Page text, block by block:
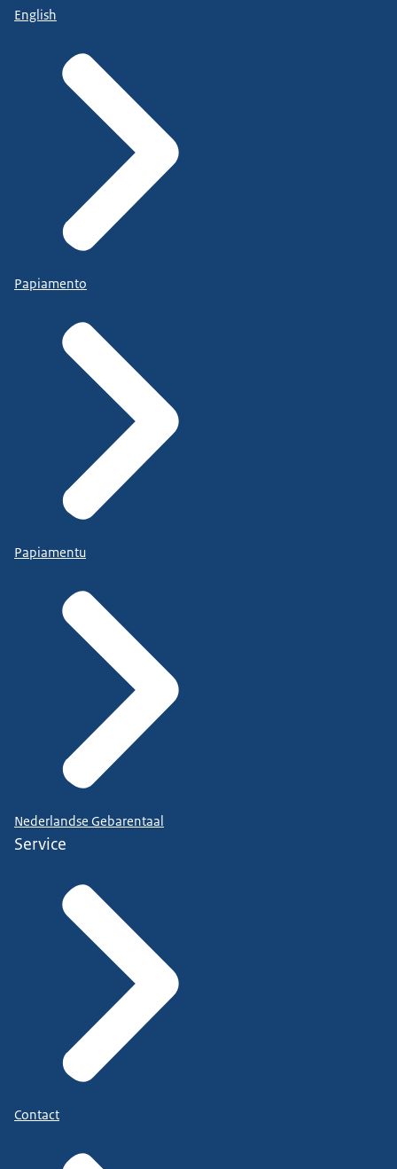
English
Papiamento
Papiamentu
Nederlandse Gebarentaal
Service
Contact